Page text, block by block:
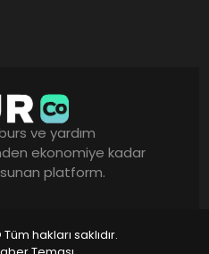
ve yardım
ekonomiye kadar
platform.
hakları saklıdır.